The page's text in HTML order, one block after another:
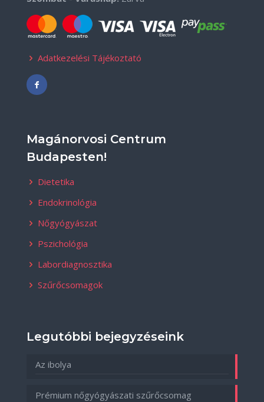
Adatkezelési Tájékoztató
Magánorvosi Centrum
Budapesten!
Dietetika
Endokrinológia
Nőgyógyászat
Pszichológia
Labordiagnosztika
Szűrőcsomagok
Legutóbbi bejegyzéseink
Az ibolya
Prémium nőgyógyászati szűrőcsomag